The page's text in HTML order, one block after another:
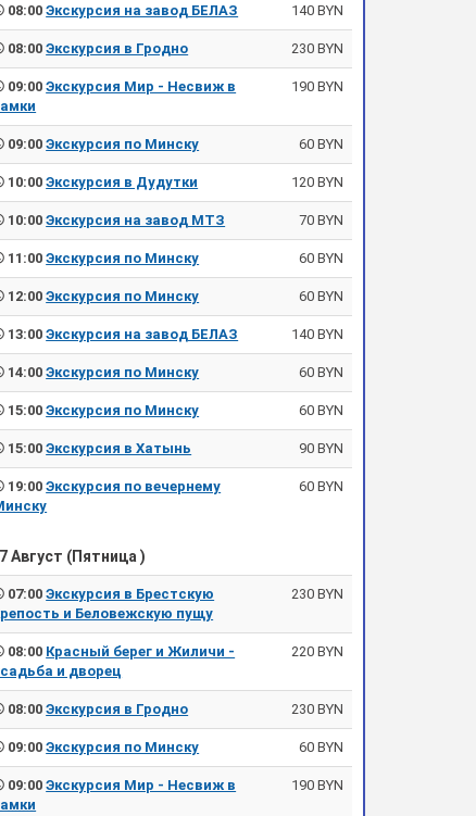
08:00Экскурсия на завод БЕЛАЗ 140 BYN
08:00Экскурсия в Гродно 230 BYN
09:00Экскурсия Мир - Несвиж в
190 BYN
09:00Экскурсия по Минску 60 BYN
10:00Экскурсия в Дудутки 120 BYN
10:00Экскурсия на завод МТЗ 70 BYN
11:00Экскурсия по Минску 60 BYN
12:00Экскурсия по Минску 60 BYN
13:00Экскурсия на завод БЕЛАЗ 140 BYN
14:00Экскурсия по Минску 60 BYN
15:00Экскурсия по Минску 60 BYN
15:00Экскурсия в Хатынь 90 BYN
19:00Экскурсия по вечернему
60 BYN
7 Август (Пятница )
07:00Экскурсия в Брестскую
и Беловежскую пущу
230 BYN
08:00 Красный берег и Жиличи -
и дворец
220 BYN
08:00Экскурсия в Гродно 230 BYN
09:00Экскурсия по Минску 60 BYN
09:00Экскурсия Мир - Несвиж в
190 BYN